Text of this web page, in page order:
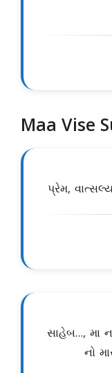
Maa Vise
પ્રેમ,
સાહેબ…, મા
નો